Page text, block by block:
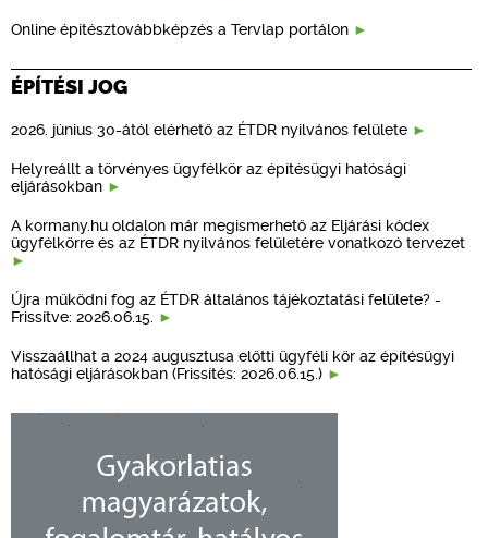
Online építésztovábbképzés a Tervlap portálon
ÉPÍTÉSI JOG
2026. június 30-ától elérhető az ÉTDR nyilvános felülete
Helyreállt a törvényes ügyfélkör az építésügyi hatósági
eljárásokban
A kormany.hu oldalon már megismerhető az Eljárási kódex
ügyfélkörre és az ÉTDR nyilvános felületére vonatkozó tervezet
Újra működni fog az ÉTDR általános tájékoztatási felülete? -
Frissítve: 2026.06.15.
Visszaállhat a 2024 augusztusa előtti ügyféli kör az építésügyi
hatósági eljárásokban (Frissítés: 2026.06.15.)